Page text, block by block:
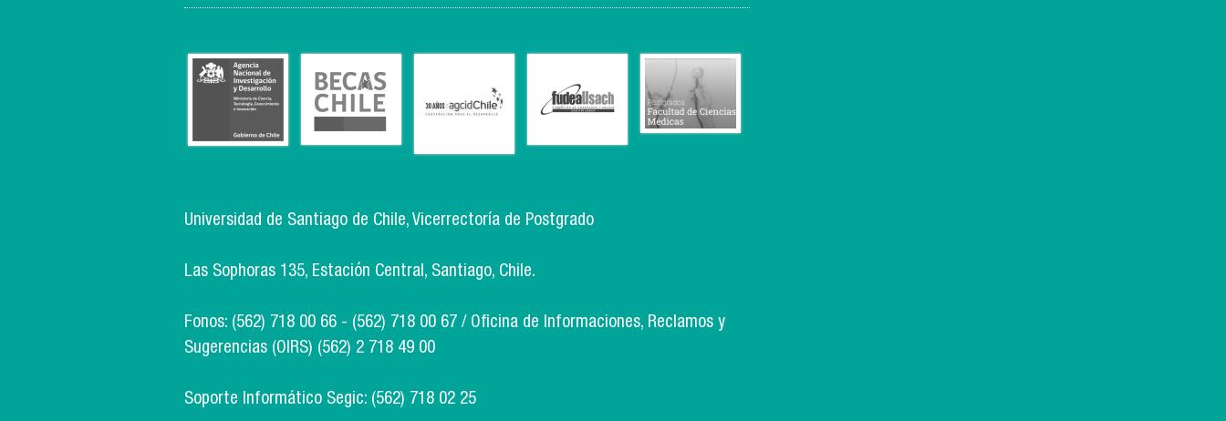
Universidad de Santiago de Chile, Vicerrectoría de Postgrado
Las Sophoras 135, Estación Central, Santiago, Chile.
Fonos: (562) 718 00 66 - (562) 718 00 67 / Oficina de Informaciones, Reclamos y
Sugerencias (OIRS) (562) 2 718 49 00
Soporte Informático Segic: (562) 718 02 25